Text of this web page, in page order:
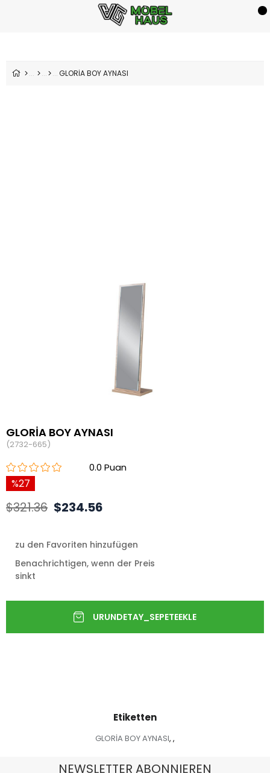
GLORİA BOY AYNASI
GLORİA BOY AYNASI
(2732-665)
0.0
27
$321.36 $234.56
zu den Favoriten hinzufügen
Benachrichtigen, wenn der Preis
sinkt
Etiketten
GLORİA BOY AYNASI, ,
NEWSLETTER ABONNIEREN